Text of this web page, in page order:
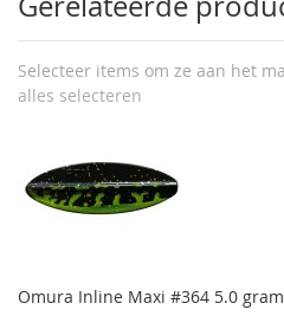
Selecteer items om ze aan het
alles selecteren
Omura Inline Maxi #364 5.0 gram